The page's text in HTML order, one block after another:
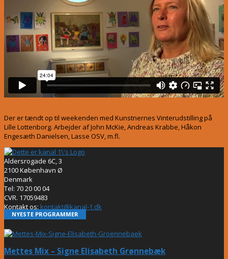
Der er tændt op til weekenden med Kunstnernes Vinterudstilling på
Lille Lottenborg. Arbejder af John McKie, Andreas Krabbe, Håkon
Engesæth Danielsen, Lasse OSV, m.fl.
Aldersrogade 6C, 3
2100 København Ø
Denmark
Tel: 70 20 00 04
CVR. 17059483
Kontakt os: kontakt@kanal-1.dk
NYESTE PROGRAMMER
Mettes Mix – Signe Elisabeth Grønnebæk